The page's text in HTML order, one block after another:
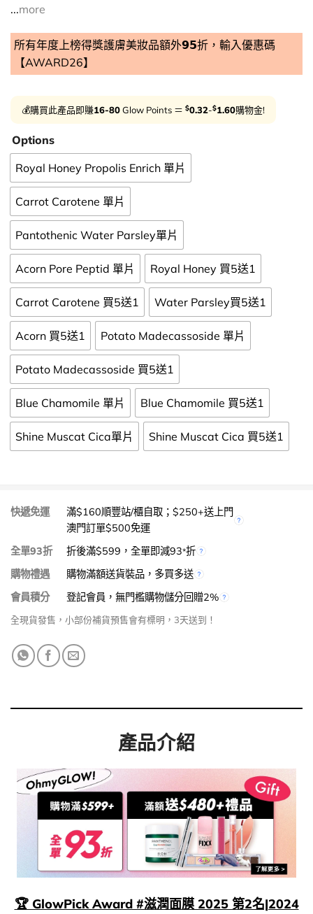
...more
所有年度上榜得獎護膚美妝品額外𝟵𝟱折，輸入優惠碼
【AWARD26】
💰購買此產品即賺16-80Glow Points ＝ $0.32-$1.60購物金!
Options
Royal Honey Propolis Enrich 單片
Carrot Carotene 單片
Pantothenic Water Parsley單片
Acorn Pore Peptid 單片 Royal Honey 買5送1
Carrot Carotene 買5送1 Water Parsley買5送1
Acorn 買5送1 Potato Madecassoside 單片
Potato Madecassoside 買5送1
Blue Chamomile 單片 Blue Chamomile 買5送1
Shine Muscat Cica單片 Shine Muscat Cica 買5送1
快遞免運
滿$160順豐站/櫃自取；$250+送上門
澳門訂單$500免運
全單93折
折後滿$599，全單即減93*折
購物禮遇
購物滿額送貨裝品，多買多送
會員積分
登記會員，無門檻購物儲分回贈2%
全現貨發售，小部份補貨預售會有標明，3天送到！
產品介紹
🏆 GlowPick Award #滋潤面膜 2025 第2名|2024